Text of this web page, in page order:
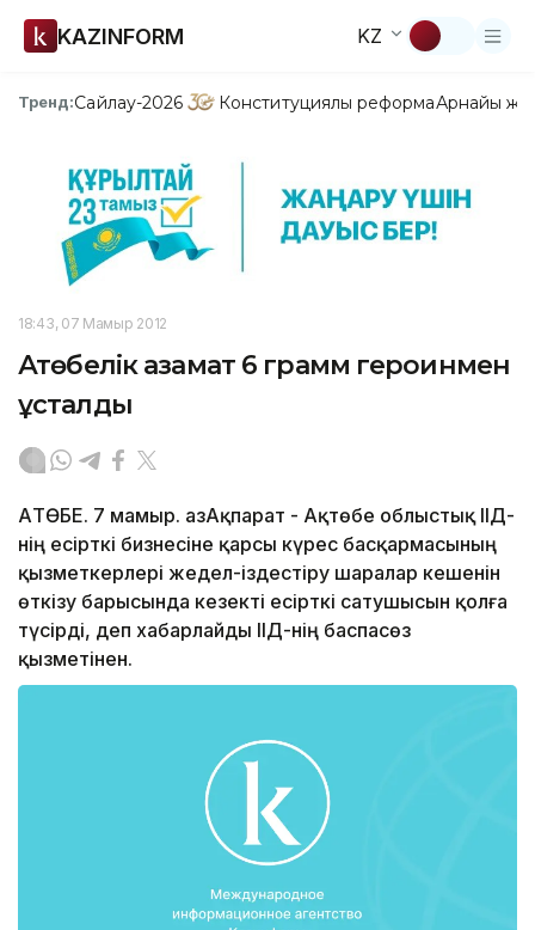
KAZINFORM KZ
Тренд:Сайлау-2026 Конституциялық реформаАрнайы
18:43, 07 Мамыр 2012
Ақтөбелік азамат 6 грамм героинмен
ұсталды
АҚТӨБЕ. 7 мамыр. ҚазАқпарат - Ақтөбе облыстық ІІД-
нің есірткі бизнесіне қарсы күрес басқармасының
қызметкерлері жедел-іздестіру шаралар кешенін
өткізу барысында кезекті есірткі сатушысын қолға
түсірді, деп хабарлайды ІІД-нің баспасөз
қызметінен.